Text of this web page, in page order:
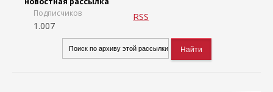
Подписчиков
1.007
RSS